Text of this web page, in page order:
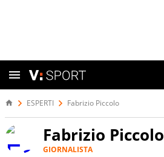
ESPERTI Fabrizio Piccolo
Fabrizio Piccolo
GIORNALISTA